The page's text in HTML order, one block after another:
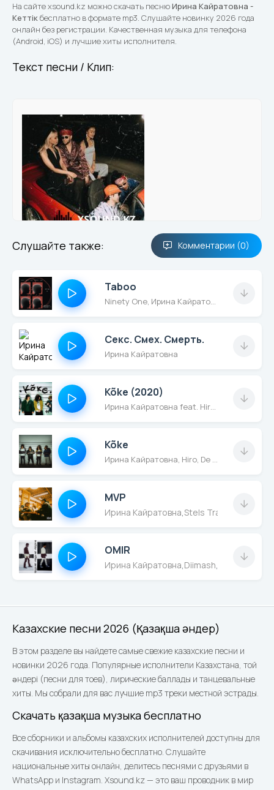
Казахские песни 2026 (Қазақша әндер)
В этом разделе вы найдете самые свежие казахские песни и
новинки 2026 года. Популярные исполнители Казахстана, той
әндері (песни для тоев), лирические баллады и танцевальные
хиты. Мы собрали для вас лучшие mp3 треки местной эстрады.
Скачать қазақша музыка бесплатно
Все сборники и альбомы казахских исполнителей доступны для
скачивания исключительно бесплатно. Слушайте
национальные хиты онлайн, делитесь песнями с друзьями в
WhatsApp и Instagram. Xsound.kz — это ваш проводник в мир
На сайте xsound.kz можно скачать песнюИрина Кайратовна -
Кеттікбесплатно в формате mp3. Слушайте новинку 2026 года
онлайн без регистрации. Качественная музыка для телефона
(Android, iOS) и лучшие хиты исполнителя.
Текст песни / Клип:
Слушайте также: Комментарии (0)
Taboo
Ninety One, Ирина Кайратовна
Секс. Смех. Смерть.
Ирина Кайратовна
Kõke (2020)
Ирина Кайратовна feat. Hiro, De Lacure, Fatbelly
Kõke
Ирина Кайратовна, Hiro, De Lacure, Fatbelly
MVP
Ирина Кайратовна Stels Travoltah
OMIR
Ирина Кайратовна Diimash